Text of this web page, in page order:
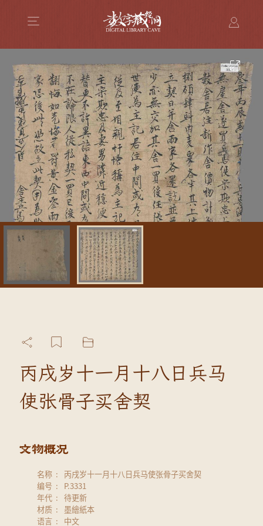
丙戌岁十一月十八日兵马
使张骨子买舍契
名称
丙戌岁十一月十八日兵马使张骨子买舍契
编号
P.3331
年代
待更新
材质
墨繪紙本
语言
中文